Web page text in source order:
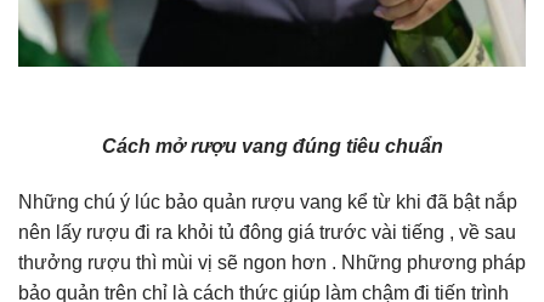
Cách mở rượu vang đúng tiêu chuẩn
Những chú ý lúc bảo quản rượu vang kể từ khi đã bật nắp
nên lấy rượu đi ra khỏi tủ đông giá trước vài tiếng , về sau
thưởng rượu thì mùi vị sẽ ngon hơn . Những phương pháp
bảo quản trên chỉ là cách thức giúp làm chậm đi tiến trình